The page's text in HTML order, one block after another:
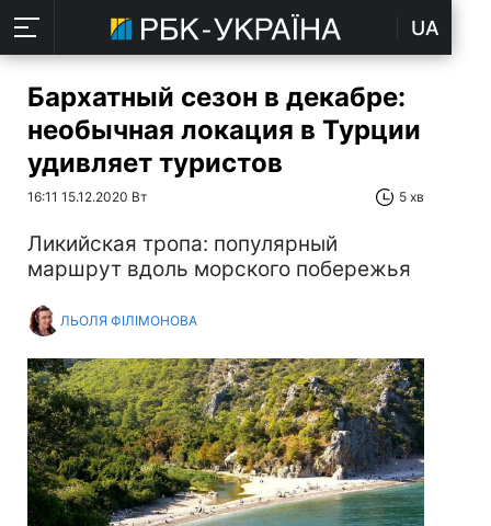
UA
Бархатный сезон в декабре:
необычная локация в Турции
удивляет туристов
16:11 15.12.2020 Вт 5 хв
Ликийская тропа: популярный
маршрут вдоль морского побережья
ЛЬОЛЯ ФІЛІМОНОВА